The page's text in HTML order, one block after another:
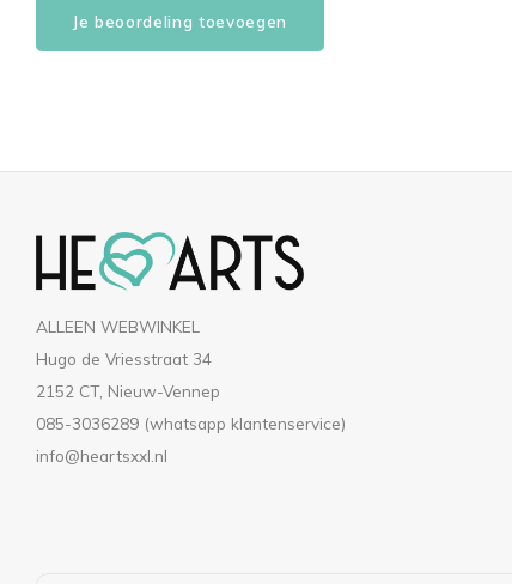
Je beoordeling toevoegen
ALLEEN WEBWINKEL
Hugo de Vriesstraat 34
2152 CT, Nieuw-Vennep
085-3036289 (whatsapp klantenservice)
info@heartsxxl.nl